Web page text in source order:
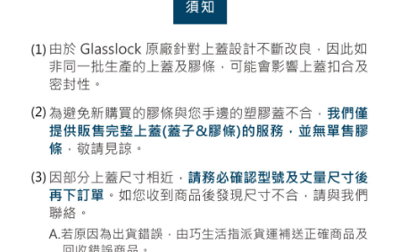
每筆NT$85，滿NT$199(含以上)免運費